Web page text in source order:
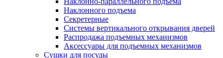
Наклонного подъема
Секретерные
Системы вертикального открывания дверей
Распродажа подъемных механизмов
Аксессуары для подъемных механизмов
Сушки для посуды